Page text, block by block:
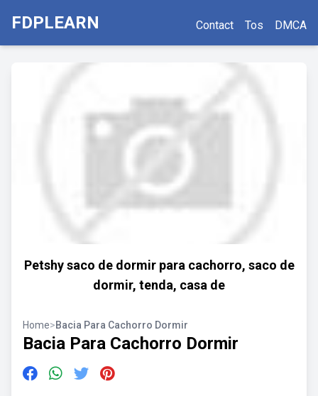
FDPLEARN Contact Tos DMCA
Petshy saco de dormir para cachorro, saco de
dormir, tenda, casa de
Home>Bacia Para Cachorro Dormir
Bacia Para Cachorro Dormir